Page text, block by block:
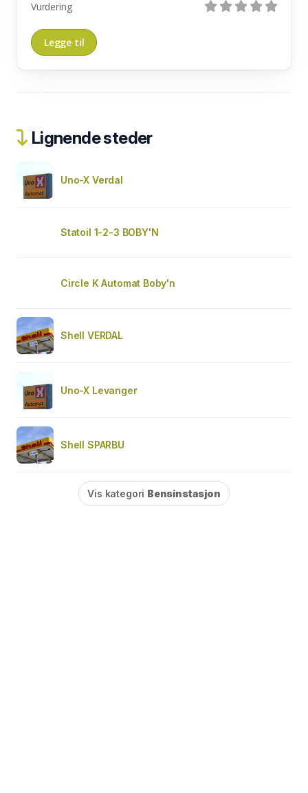
Vurdering
Lignende steder
Uno-X Verdal
Statoil 1-2-3 BOBY'N
Circle K Automat Boby'n
Shell VERDAL
Uno-X Levanger
Shell SPARBU
Vis kategori Bensinstasjon